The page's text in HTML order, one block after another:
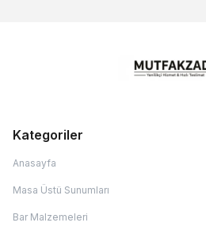
Kategoriler
Anasayfa
Masa Üstü Sunumları
Bar Malzemeleri